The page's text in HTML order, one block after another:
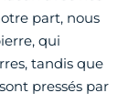
part, nous
qui
tandis que
pressés par